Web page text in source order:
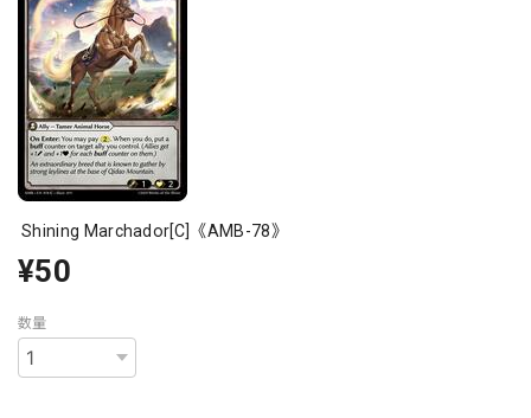
Shining Marchador[C]《AMB-78》
¥50
数量